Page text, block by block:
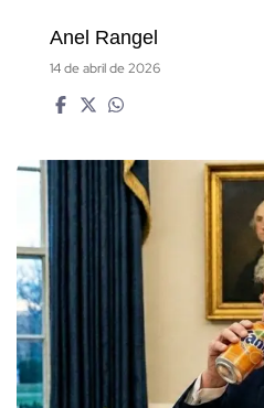
Anel Rangel
14 de abril de 2026